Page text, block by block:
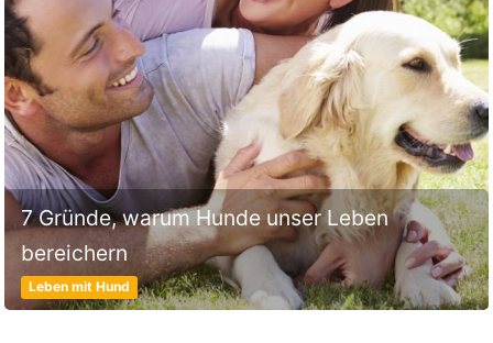
7 Gründe, warum Hunde unser Leben
bereichern
Leben mit Hund